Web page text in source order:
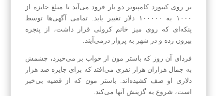
بر روی کیبورد کامپیوتر دو بار فرود می‌آید تا مبلغ جایزه از
۱۰۰۰ به ۱۰۰۰۰۰ دلار تغییر یابد. تمامی آگهی‌ها توسط
پنکه‌ای که روی میز خانم کرولی قرار داشت، از پنجره
بیرون زده و در شهر به پرواز درمی‌آیند.
فردای آن روز که باستر مون از خواب بر می‌‌خیزد، چشمش
به جمال هزاران هزار نفری می‌افتد که برای جایزه صد هزار
دلاری او صف کشیده‌اند. باستر مون که از قضیه بی‌خبر
است، شروع به گزینش آنها می‌کند.